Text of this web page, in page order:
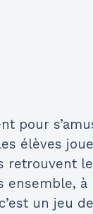
pour
élèves
retrouvent
ensemble, à
un jeu